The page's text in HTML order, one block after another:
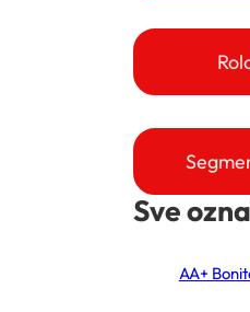
Sve
AA+